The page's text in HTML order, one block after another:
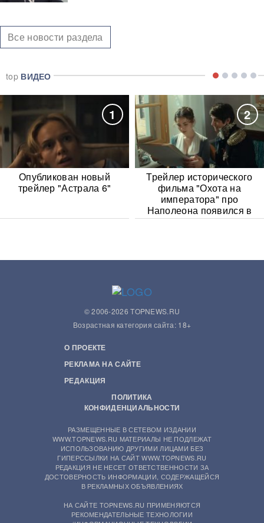
Все новости раздела
top ВИДЕО
1
Опубликован новый
трейлер "Астрала 6"
2
Трейлер исторического
фильма "Охота на
императора" про
Наполеона появился в
Сети
© 2006-2026 TOPNEWS.RU
Возрастная категория сайта: 18+
О ПРОЕКТЕ
РЕКЛАМА НА САЙТЕ
РЕДАКЦИЯ
ПОЛИТИКА
КОНФИДЕНЦИАЛЬНОСТИ
РАЗМЕЩЕННЫЕ В СЕТЕВОМ ИЗДАНИИ
WWW.TOPNEWS.RU МАТЕРИАЛЫ НЕ ПОДЛЕЖАТ
ИСПОЛЬЗОВАНИЮ ДРУГИМИ ЛИЦАМИ БЕЗ
ГИПЕРССЫЛКИ НА САЙТ WWW.TOPNEWS.RU
РЕДАКЦИЯ НЕ НЕСЕТ ОТВЕТСТВЕННОСТИ ЗА
ДОСТОВЕРНОСТЬ ИНФОРМАЦИИ, СОДЕРЖАЩЕЙСЯ
В РЕКЛАМНЫХ ОБЪЯВЛЕНИЯХ
НА САЙТЕ TOPNEWS.RU ПРИМЕНЯЮТСЯ
РЕКОМЕНДАТЕЛЬНЫЕ ТЕХНОЛОГИИ